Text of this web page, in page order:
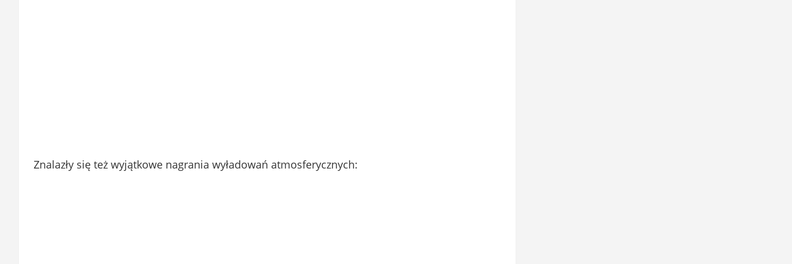
Znalazły się też wyjątkowe nagrania wyładowań atmosferycznych: